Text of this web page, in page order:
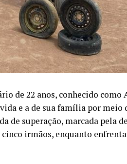
de 22 anos, conhecido como
e a de sua família por meio
de superação, marcada pela
irmãos, enquanto